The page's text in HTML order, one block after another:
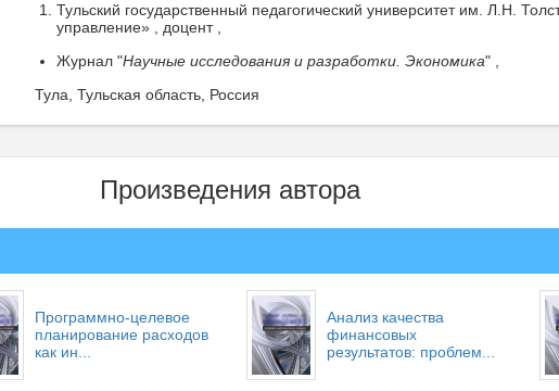
Тульский государственный педагогический университет им. Л.Н.
управление» , доцент ,
Журнал "Научные исследования и разработки. Экономика" ,
Тула, Тульская область, Россия
Произведения автора
Программно-целевое
планирование расходов
как ин...
Анализ качества
финансовых
результатов: проблем...